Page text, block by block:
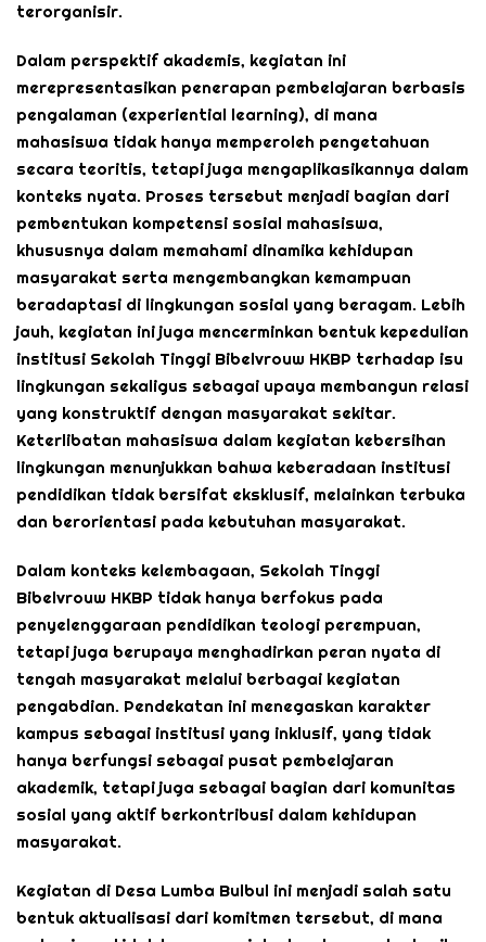
terorganisir.
Dalam perspektif akademis, kegiatan ini
merepresentasikan penerapan pembelajaran berbasis
pengalaman (experiential learning), di mana
mahasiswa tidak hanya memperoleh pengetahuan
secara teoritis, tetapi juga mengaplikasikannya dalam
konteks nyata. Proses tersebut menjadi bagian dari
pembentukan kompetensi sosial mahasiswa,
khususnya dalam memahami dinamika kehidupan
masyarakat serta mengembangkan kemampuan
beradaptasi di lingkungan sosial yang beragam. Lebih
jauh, kegiatan ini juga mencerminkan bentuk kepedulian
institusi Sekolah Tinggi Bibelvrouw HKBP terhadap isu
lingkungan sekaligus sebagai upaya membangun relasi
yang konstruktif dengan masyarakat sekitar.
Keterlibatan mahasiswa dalam kegiatan kebersihan
lingkungan menunjukkan bahwa keberadaan institusi
pendidikan tidak bersifat eksklusif, melainkan terbuka
dan berorientasi pada kebutuhan masyarakat.
Dalam konteks kelembagaan, Sekolah Tinggi
Bibelvrouw HKBP tidak hanya berfokus pada
penyelenggaraan pendidikan teologi perempuan,
tetapi juga berupaya menghadirkan peran nyata di
tengah masyarakat melalui berbagai kegiatan
pengabdian. Pendekatan ini menegaskan karakter
kampus sebagai institusi yang inklusif, yang tidak
hanya berfungsi sebagai pusat pembelajaran
akademik, tetapi juga sebagai bagian dari komunitas
sosial yang aktif berkontribusi dalam kehidupan
masyarakat.
Kegiatan di Desa Lumba Bulbul ini menjadi salah satu
bentuk aktualisasi dari komitmen tersebut, di mana